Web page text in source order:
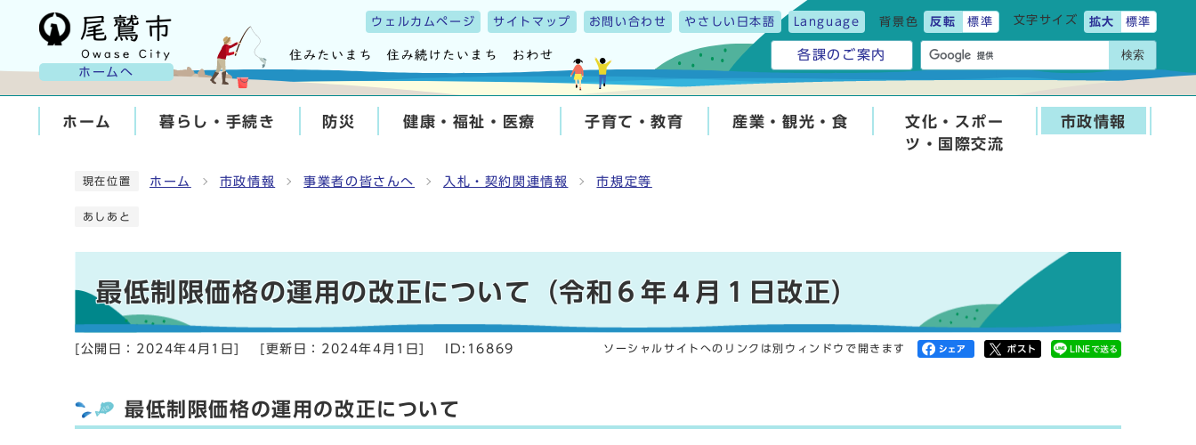
ホームへ
ウェルカムページ サイトマップ お問い合わせ やさしい日本語 Language 背景色 反転 標準 文字サイズ 拡大 標準
各課のご案内 検索
ホーム 暮らし・手続き 防災 健康・福祉・医療 子育て・教育 産業・観光・食
文化・スポー
ツ・国際交流
市政情報
現在位置 ホーム 市政情報 事業者の皆さんへ 入札・契約関連情報 市規定等
あしあと
最低制限価格の運用の改正について（令和６年４月１日改正）
[公開日： 2024年4月1日 [更新日： 2024年4月1日 ID:16869 ソーシャルサイトへのリンクは別ウィンドウで開きます
最低制限価格の運用の改正について